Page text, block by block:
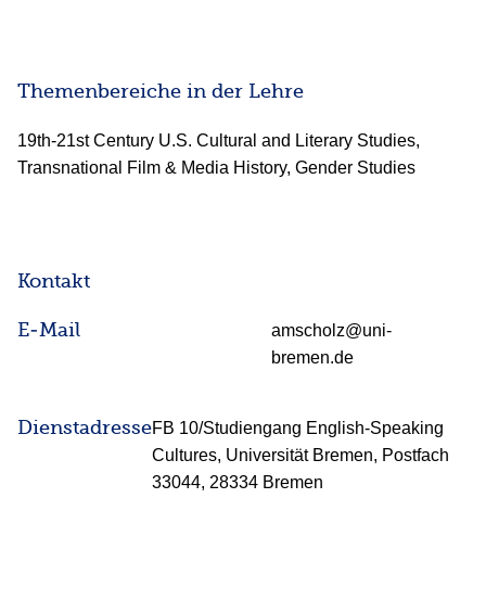
Themenbereiche in der Lehre
19th-21st Century U.S. Cultural and Literary Studies,
Transnational Film & Media History, Gender Studies
Kontakt
E-Mail
amscholz@uni-
bremen.de
DienstadresseFB 10/Studiengang English-Speaking
Cultures, Universität Bremen, Postfach
33044, 28334 Bremen